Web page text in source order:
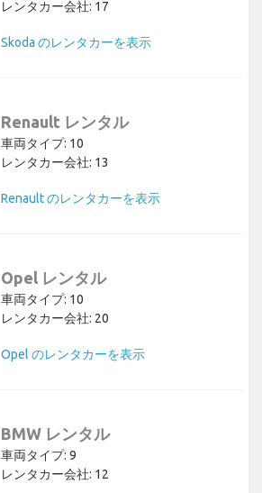
レンタカー会社: 17
Skoda のレンタカーを表示
Renault レンタル
車両タイプ: 10
レンタカー会社: 13
Renault のレンタカーを表示
Opel レンタル
車両タイプ: 10
レンタカー会社: 20
Opel のレンタカーを表示
BMW レンタル
車両タイプ: 9
レンタカー会社: 12